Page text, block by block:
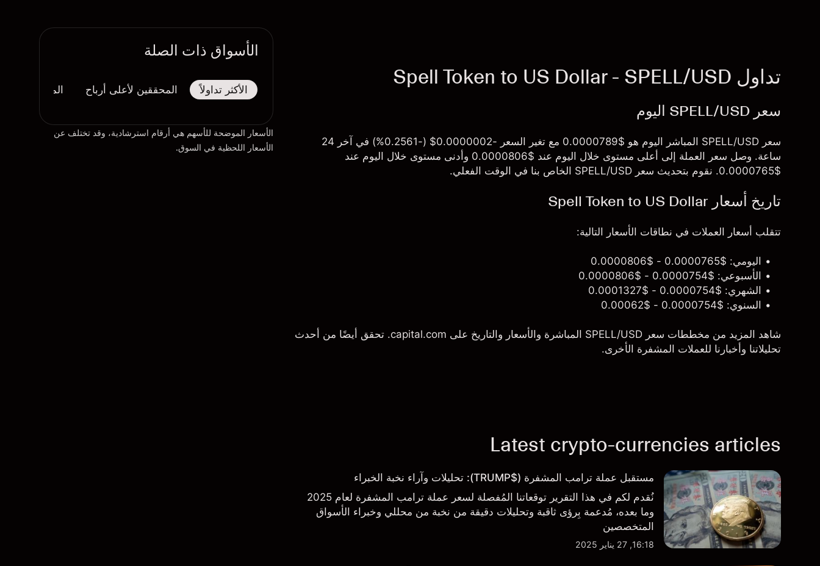
تداول Spell Token to US Dollar - SPELL/USD
سعر SPELL/USD اليوم
سعر SPELL/USD المباشر اليوم هو $0.0000789 مع تغير السعر -0.0000002$ (-0.2561%) في آخر 24
ساعة. وصل سعر العملة إلى أعلى مستوى خلال اليوم عند $0.0000806 وأدنى مستوى خلال اليوم عند
$0.0000765. نقوم بتحديث سعر SPELL/USD الخاص بنا في الوقت الفعلي.
تاريخ أسعار Spell Token to US Dollar
تتقلب أسعار العملات في نطاقات الأسعار التالية:
اليومي: $0.0000765 - $0.0000806
الأسبوعي: $0.0000754 - $0.0000806
الشهري: $0.0000754 - $0.0001327
السنوي: $0.0000754 - $0.00062
شاهد المزيد من مخططات سعر SPELL/USD المباشرة والأسعار والتاريخ على capital.com. تحقق أيضًا من أحدث
تحليلاتنا وأخبارنا للعملات المشفرة الأخرى.
Latest crypto-currencies articles
مستقبل عملة ترامب المشفرة ($TRUMP): تحليلات وآراء نخبة الخبراء
نُقدم لكم في هذا التقرير توقعاتنا المُفصلة لسعر عملة ترامب المشفرة لعام 2025
وما بعده، مُدعمة بِرؤى ثاقبة وتحليلات دقيقة من نخبة من محللي وخبراء الأسواق
المتخصصين
16:18, 27 يناير 2025
الأسواق ذات الصلة
الأكثر تداولاً المحققين لأعلى أرباح المحققين
الأسعار الموضحة للأسهم هي أرقام استرشادية، وقد تختلف عن
الأسعار اللحظية في السوق.